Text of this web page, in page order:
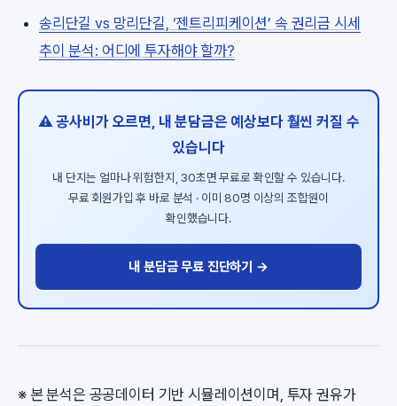
송리단길 vs 망리단길, ‘젠트리피케이션’ 속 권리금 시세
추이 분석: 어디에 투자해야 할까?
⚠️ 공사비가 오르면, 내 분담금은 예상보다 훨씬 커질 수
있습니다
내 단지는 얼마나 위험한지, 30초면 무료로 확인할 수 있습니다.
무료 회원가입 후 바로 분석 · 이미 80명 이상의 조합원이
확인했습니다.
내 분담금 무료 진단하기 →
※ 본 분석은 공공데이터 기반 시뮬레이션이며, 투자 권유가